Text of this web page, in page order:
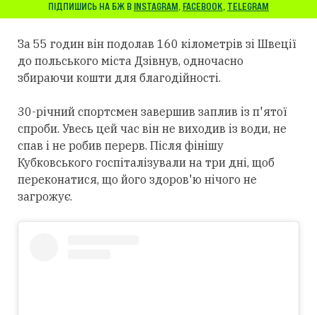
ПІДПИШИСЬ НА БЖ В INSTAGRAM, FACEBOOK, TELEGRAM
За 55 годин він подолав 160 кілометрів зі Швеції
до польського міста Дзівнув, одночасно
збираючи кошти для благодійності.
30-річний спортсмен завершив заплив із п'ятої
спроби. Увесь цей час він не виходив із води, не
спав і не робив перерв. Після фінішу
Кубковського госпіталізували на три дні, щоб
переконатися, що його здоров'ю нічого не
загрожує.